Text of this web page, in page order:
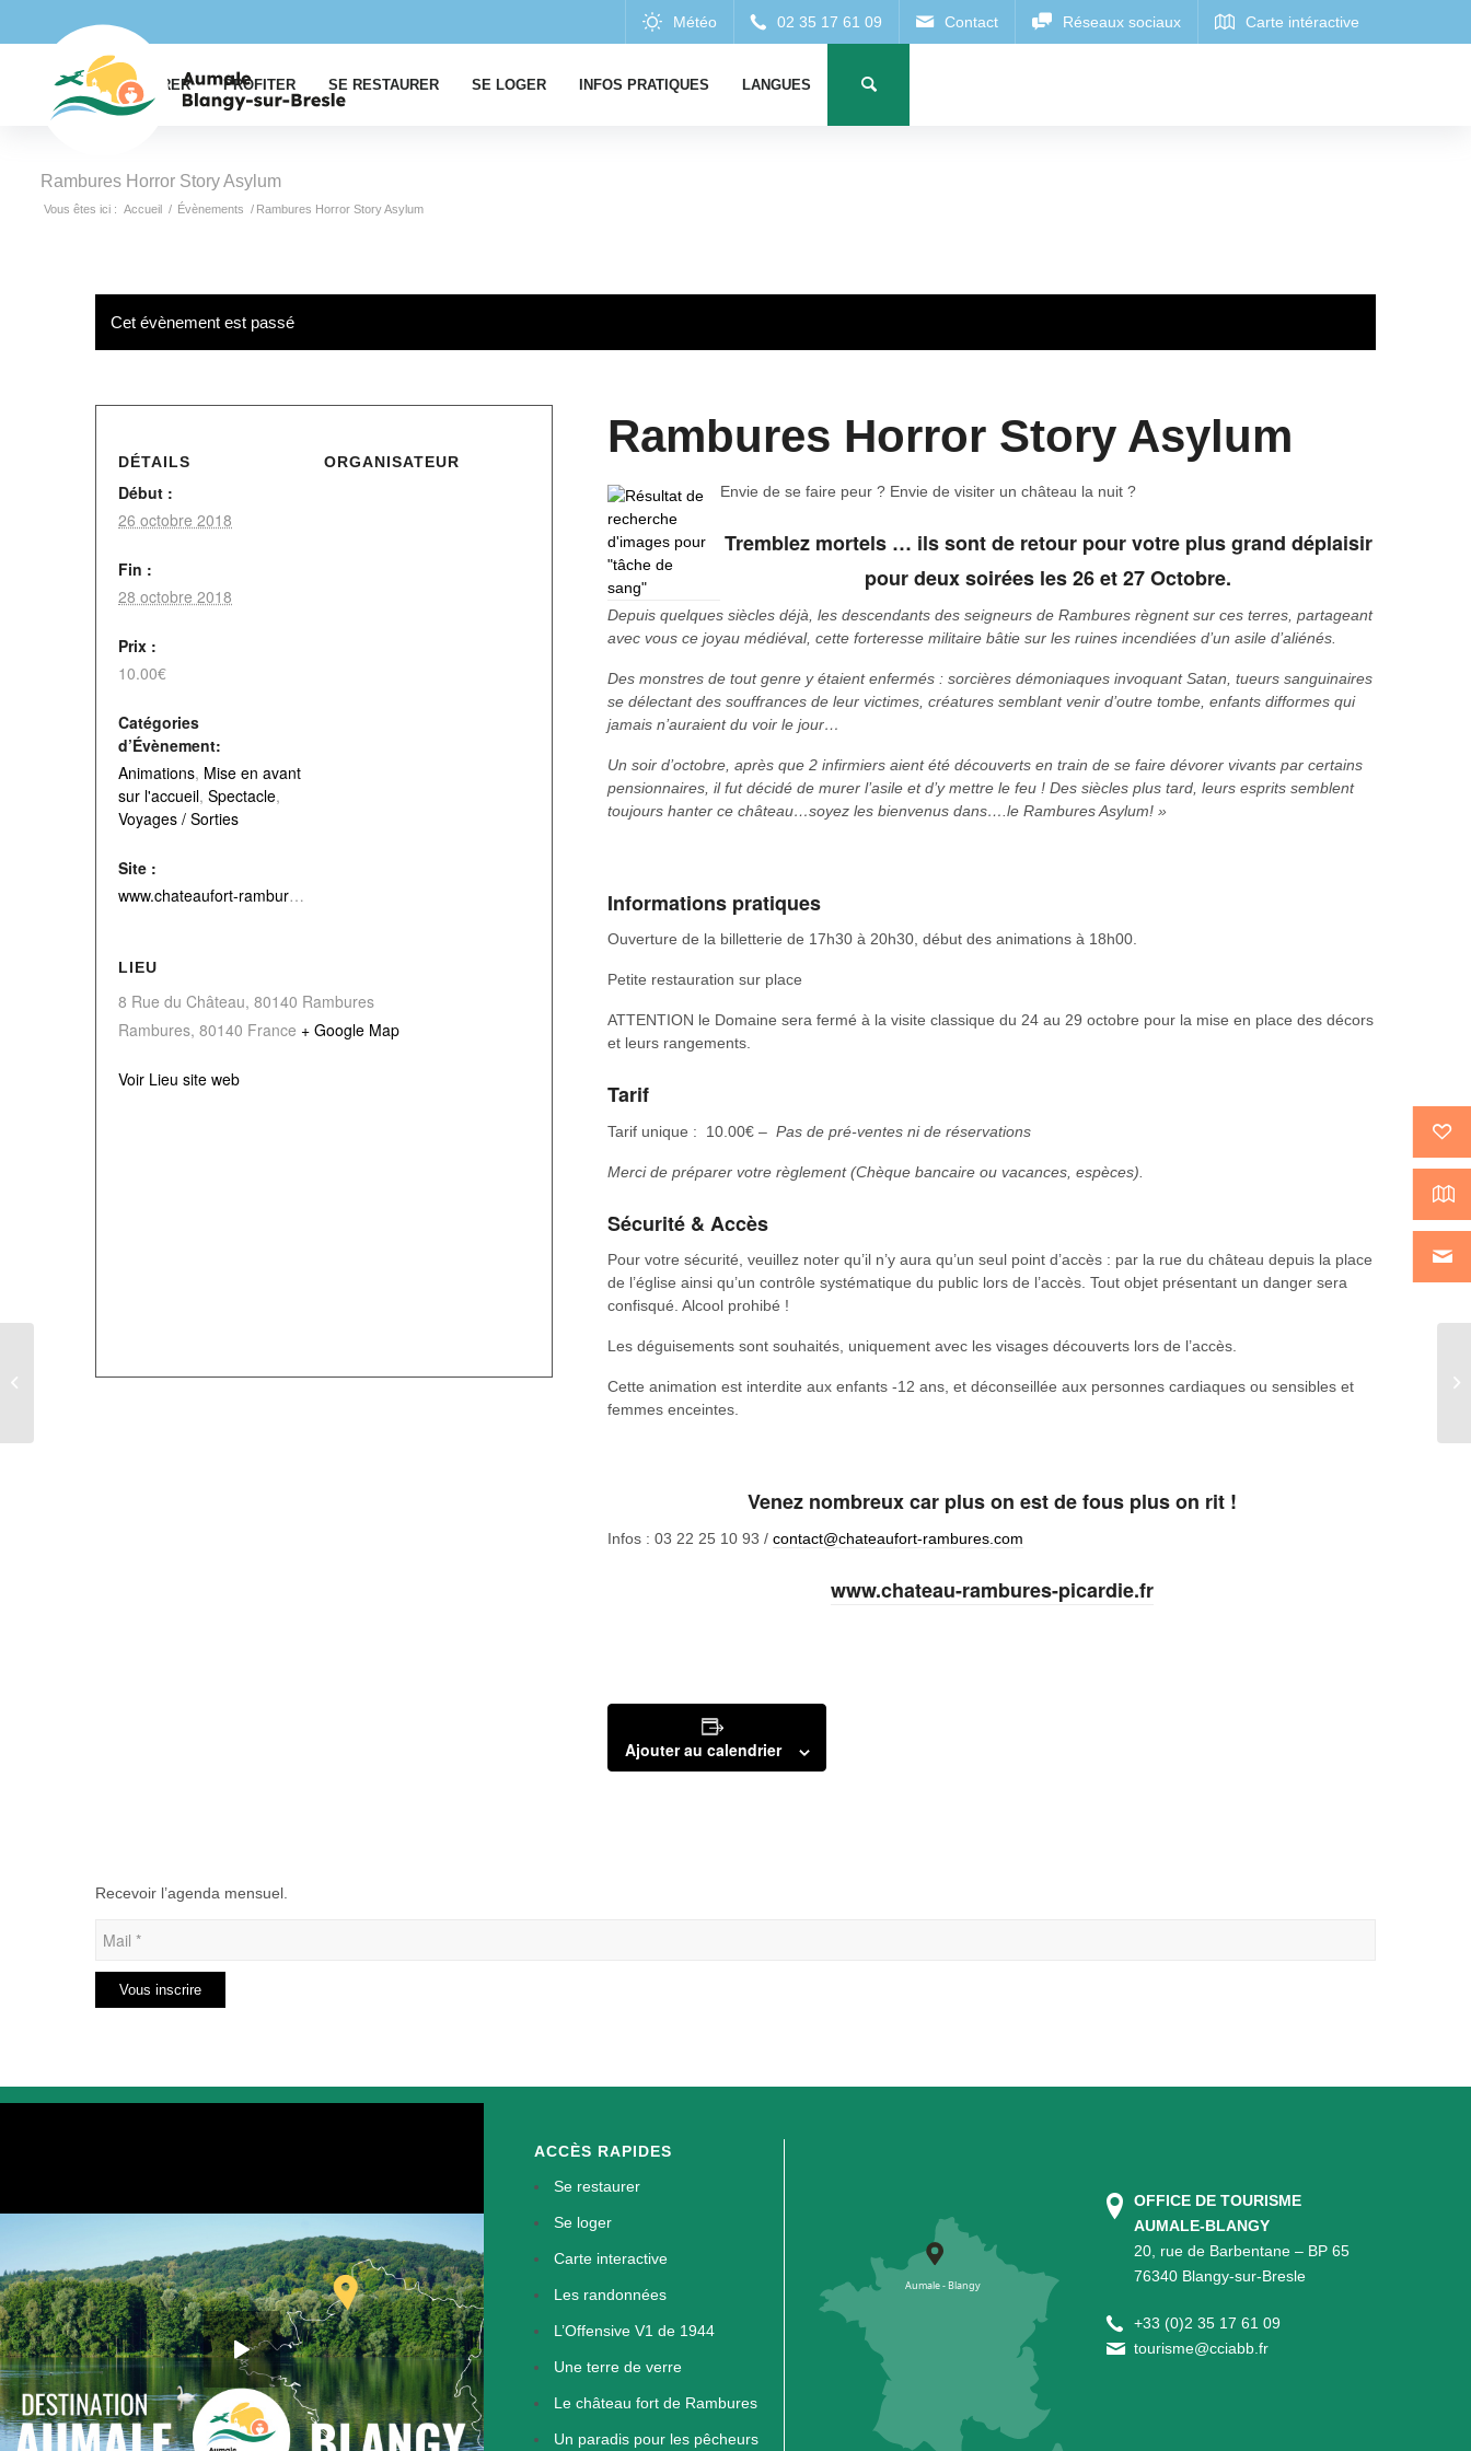
EXPLORER PROFITER SE RESTAURER SE LOGER INFOS PRATIQUES LANGUES
Rambures Horror Story Asylum
Vous êtes ici : Accueil / Évènements / Rambures Horror Story Asylum
Cet évènement est passé
Rambures Horror Story Asylum
Envie de se faire peur ? Envie de visiter un château la nuit ?
Tremblez mortels … ils sont de retour pour votre plus grand déplaisir
pour deux soirées les 26 et 27 Octobre.
Depuis quelques siècles déjà, les descendants des seigneurs de Rambures règnent sur ces terres, partageant
avec vous ce joyau médiéval, cette forteresse militaire bâtie sur les ruines incendiées d’un asile d’aliénés.
Des monstres de tout genre y étaient enfermés : sorcières démoniaques invoquant Satan, tueurs sanguinaires
se délectant des souffrances de leur victimes, créatures semblant venir d’outre tombe, enfants difformes qui
jamais n’auraient du voir le jour…
Un soir d’octobre, après que 2 infirmiers aient été découverts en train de se faire dévorer vivants par certains
pensionnaires, il fut décidé de murer l’asile et d’y mettre le feu ! Des siècles plus tard, leurs esprits semblent
toujours hanter ce château…soyez les bienvenus dans….le Rambures Asylum! »
Informations pratiques
Ouverture de la billetterie de 17h30 à 20h30, début des animations à 18h00.
Petite restauration sur place
ATTENTION le Domaine sera fermé à la visite classique du 24 au 29 octobre pour la mise en place des décors
et leurs rangements.
Tarif
Tarif unique : 10.00€ – Pas de pré-ventes ni de réservations
Merci de préparer votre règlement (Chèque bancaire ou vacances, espèces).
Sécurité & Accès
Pour votre sécurité, veuillez noter qu’il n’y aura qu’un seul point d’accès : par la rue du château depuis la place
de l’église ainsi qu’un contrôle systématique du public lors de l’accès. Tout objet présentant un danger sera
confisqué. Alcool prohibé !
Les déguisements sont souhaités, uniquement avec les visages découverts lors de l’accès.
Cette animation est interdite aux enfants -12 ans, et déconseillée aux personnes cardiaques ou sensibles et
femmes enceintes.
Venez nombreux car plus on est de fous plus on rit !
Infos : 03 22 25 10 93 / contact@chateaufort-rambures.com
www.chateau-rambures-picardie.fr
Ajouter au calendrier
DÉTAILS
Début :
26 octobre 2018
Fin :
28 octobre 2018
Prix :
10.00€
Catégories
d’Évènement:
Animations, Mise en avant
sur l'accueil, Spectacle,
Voyages / Sorties
Site :
www.chateaufort-rambures.com
ORGANISATEUR
LIEU
8 Rue du Château, 80140 Rambures
Rambures, 80140 France + Google Map
Voir Lieu site web
Recevoir l’agenda mensuel.
ACCÈS RAPIDES
Se restaurer
Se loger
Carte interactive
Les randonnées
L’Offensive V1 de 1944
Une terre de verre
Le château fort de Rambures
Un paradis pour les pêcheurs
OFFICE DE TOURISME
AUMALE-BLANGY
20, rue de Barbentane – BP 65
76340 Blangy-sur-Bresle
+33 (0)2 35 17 61 09
tourisme@cciabb.fr